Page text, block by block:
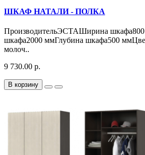
ШКАФ НАТАЛИ - ПОЛКА
ПроизводительЭСТАШирина
шкафа2000 ммГлубина шкафа500
молоч..
9 730.00 р.
В корзину